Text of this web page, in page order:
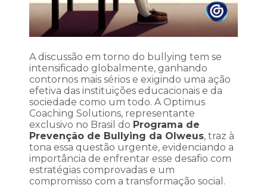
A discussão em torno do bullying tem se
intensificado globalmente, ganhando
contornos mais sérios e exigindo uma ação
efetiva das instituições educacionais e da
sociedade como um todo. A Optimus
Coaching Solutions, representante
exclusivo no Brasil do Programa de
Prevenção de Bullying da Olweus, traz à
tona essa questão urgente, evidenciando a
importância de enfrentar esse desafio com
estratégias comprovadas e um
compromisso com a transformação social.